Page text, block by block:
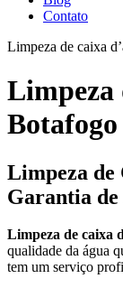
Contato
Limpeza de caixa
Limpeza
Botafogo
Limpeza de
Garantia
Limpeza de caixa
qualidade da água
tem um serviço